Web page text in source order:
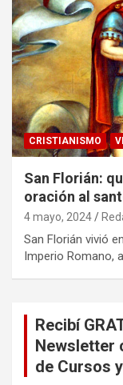
CRISTIANISMO
San Florián:
oración al
4 mayo, 2024
San Florián vivió
Imperio Romano,
Recibí
Newsletter
de Cursos